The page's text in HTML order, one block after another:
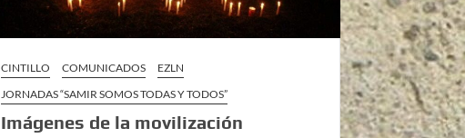
CINTILLO COMUNICADOS
EZLN
JORNADAS “SAMIR SOMOS TODAS Y TODOS”
Imágenes de la movilización